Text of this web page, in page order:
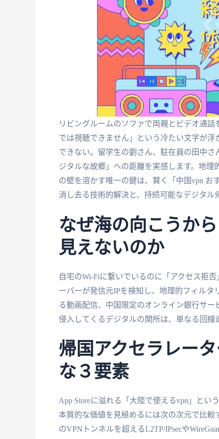
リビングルームのソファで両親とビデオ通
では視聴できません」という冷たい文字が
できない。留学生の劉さん、駐在員の田中
ジタルな故郷」への距離を実感します。地
の壁を溶かす唯一の鍵は、賢く「中国vpn お
消し去る技術的解決と、持続可能なデジタル
なぜ海の向こうか
見えないのか
自宅のWi-Fiに繋いでいるのに「アクセス拒
ーバーが発信元IPを検知し、地理的フィル
る動画配信、中国限定のオンライン銀行サー
侵入してくるデジタルの関所は、単なる回
帰国アクセラレー
な３要素
App Storeに溢れる「大陸で使えるvpn」と
本質的な価値を見極めるには次の次元で比
のVPNトンネルを超えるL2TP/IPsecや